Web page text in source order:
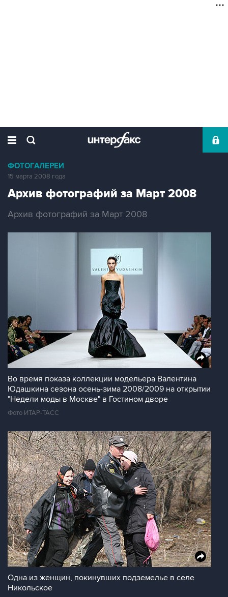
ФОТОГАЛЕРЕИ
15 марта 2008 года
Архив фотографий за Март 2008
Архив фотографий за Март 2008
Во время показа коллекции модельера Валентина
Юдашкина сезона осень-зима 2008/2009 на открытии
"Недели моды в Москве" в Гостином дворе
Фото ИТАР-ТАСС
Одна из женщин, покинувших подземелье в селе
Никольское